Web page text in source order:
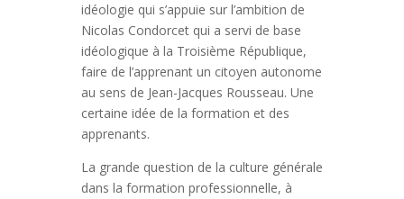
idéologie qui s’appuie sur l’ambition de
Nicolas Condorcet qui a servi de base
idéologique à la Troisième République,
faire de l’apprenant un citoyen autonome
au sens de Jean-Jacques Rousseau. Une
certaine idée de la formation et des
apprenants.
La grande question de la culture générale
dans la formation professionnelle, à